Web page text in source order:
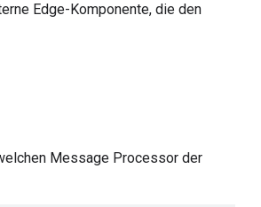
Edge-Komponente, die den
Message Processor der